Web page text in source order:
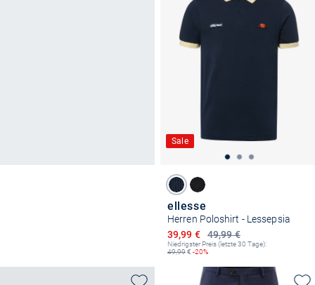
Sale
ellesse
Herren Poloshirt - Lessepsia
49,99 €
Ermäßigter Preis
39,99 €
Niedrigster Preis (letzte 30 Tage):
49,99€ -20%